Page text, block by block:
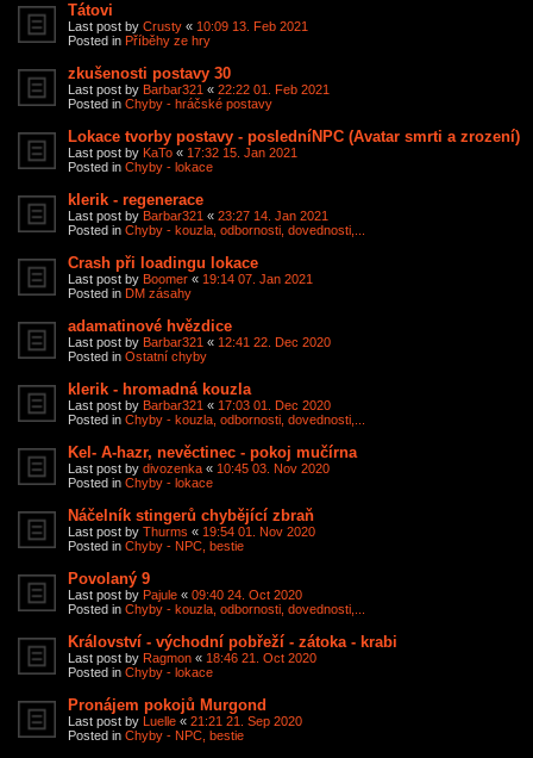
Tátovi
Last post by Crusty « 10:09 13. Feb 2021
Posted in Příběhy ze hry
zkušenosti postavy 30
Last post by Barbar321 « 22:22 01. Feb 2021
Posted in Chyby - hráčské postavy
Lokace tvorby postavy - posledníNPC (Avatar smrti a zrození)
Last post by KaTo « 17:32 15. Jan 2021
Posted in Chyby - lokace
klerik - regenerace
Last post by Barbar321 « 23:27 14. Jan 2021
Posted in Chyby - kouzla, odbornosti, dovednosti,...
Crash při loadingu lokace
Last post by Boomer « 19:14 07. Jan 2021
Posted in DM zásahy
adamatinové hvězdice
Last post by Barbar321 « 12:41 22. Dec 2020
Posted in Ostatní chyby
klerik - hromadná kouzla
Last post by Barbar321 « 17:03 01. Dec 2020
Posted in Chyby - kouzla, odbornosti, dovednosti,...
Kel- A-hazr, nevěctinec - pokoj mučírna
Last post by divozenka « 10:45 03. Nov 2020
Posted in Chyby - lokace
Náčelník stingerů chybějící zbraň
Last post by Thurms « 19:54 01. Nov 2020
Posted in Chyby - NPC, bestie
Povolaný 9
Last post by Pajule « 09:40 24. Oct 2020
Posted in Chyby - kouzla, odbornosti, dovednosti,...
Království - východní pobřeží - zátoka - krabi
Last post by Ragmon « 18:46 21. Oct 2020
Posted in Chyby - lokace
Pronájem pokojů Murgond
Last post by Luelle « 21:21 21. Sep 2020
Posted in Chyby - NPC, bestie